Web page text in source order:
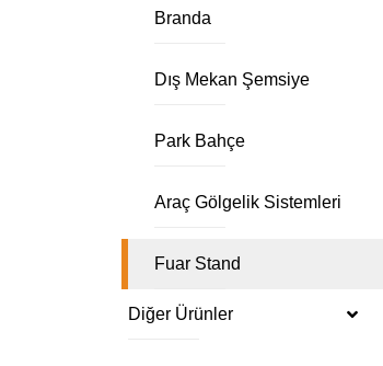
Branda
Dış Mekan Şemsiye
Park Bahçe
Araç Gölgelik Sistemleri
Fuar Stand
Diğer Ürünler